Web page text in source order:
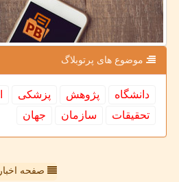
موضوع های پرتوبلاگ
دانشگاه پژوهش پزشكی
تحقیقات
سازمان جهان
صفحه اخبار